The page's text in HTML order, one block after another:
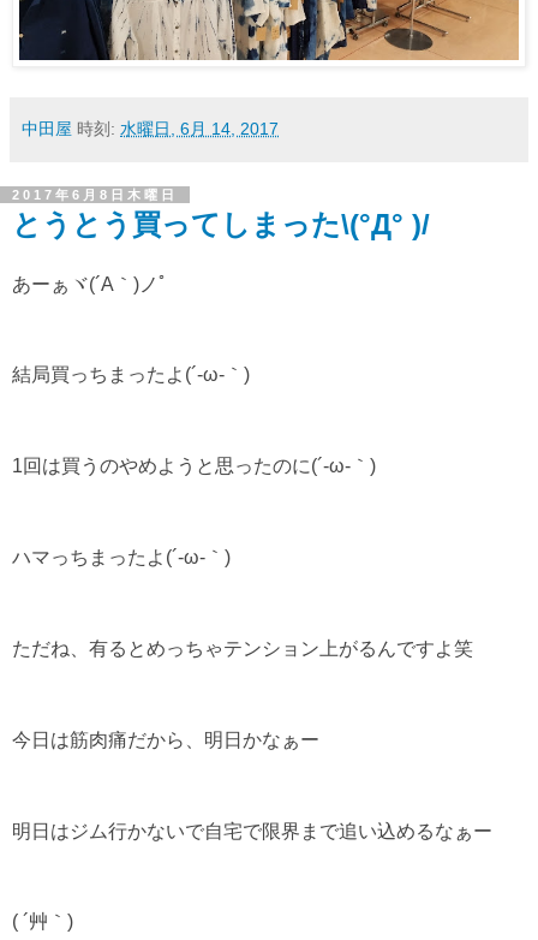
中田屋 時刻: 水曜日, 6月 14, 2017
2017年6月8日木曜日
とうとう買ってしまった\(°Д° )/
あーぁヾ(´A｀)ノﾟ
結局買っちまったよ(´-ω-｀)
1回は買うのやめようと思ったのに(´-ω-｀)
ハマっちまったよ(´-ω-｀)
ただね、有るとめっちゃテンション上がるんですよ笑
今日は筋肉痛だから、明日かなぁー
明日はジム行かないで自宅で限界まで追い込めるなぁー
( ´艸｀)